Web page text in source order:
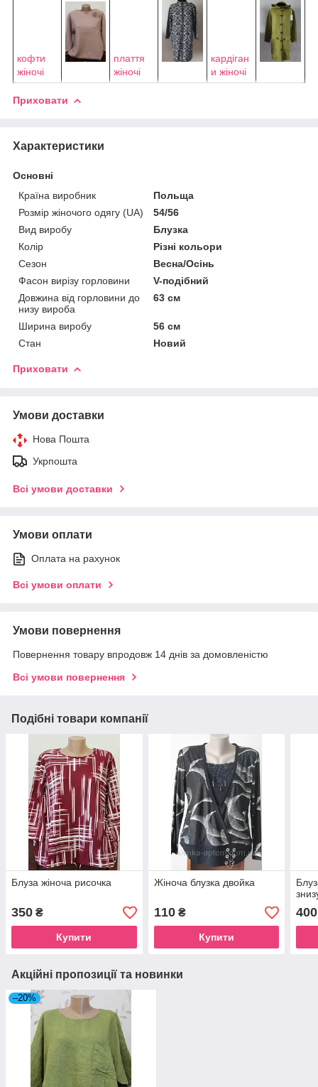
кофти
жіночі
плаття
жіночі
кардіган
и жіночі
Приховати
Характеристики
Основні
Країна виробник
Польща
Розмір жіночого одягу (UA)
54/56
Вид виробу
Блузка
Колір
Різні кольори
Сезон
Весна/Осінь
Фасон вирізу горловини
V-подібний
Довжина від горловини до
низу вироба
63 см
Ширина виробу
56 см
Стан
Новий
Приховати
Умови доставки
Нова Пошта
Укрпошта
Всі умови доставки
Умови оплати
Оплата на рахунок
Всі умови оплати
Умови повернення
Повернення товару впродовж 14 днів за домовленістю
Всі умови повернення
Подібні товари компанії
Блуза жіноча рисочка
350 ₴
Купити
Жіноча блузка двойка
110₴
Купити
400
Акційні пропозиції та новинки
–20%